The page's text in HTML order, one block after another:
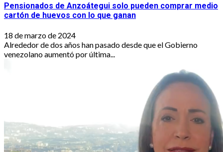
Pensionados de Anzoátegui solo pueden comprar medio
cartón de huevos con lo que ganan
18 de marzo de 2024
Alrededor de dos años han pasado desde que el Gobierno
venezolano aumentó por última...